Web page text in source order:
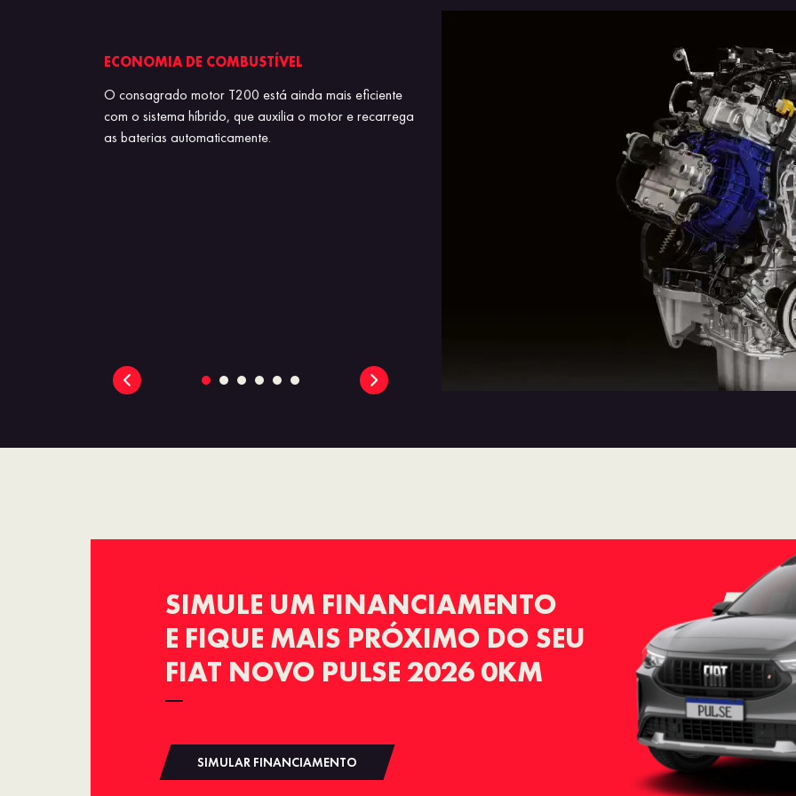
e apaixonante,
ECONOMIA DE COMBUSTÍVEL
O consagrado motor T200 está ainda mais eficiente
com o sistema híbrido, que auxilia o motor e recarrega
as baterias automaticamente.
Sinta o seu coração pulsar mais forte quando os seus
olhos encontrarem cada detalhe do novo design do
Fiat Pulse. Em um equilíbrio perfeito entre robustez e
linhas marcantes, é impossível não se apaixonar por
Sinta a
Com o teto
Impetus
SIMULE UM FINANCIAMENTO
E FIQUE MAIS PRÓXIMO DO SEU
FIAT NOVO PULSE 2026 0KM
SIMULAR FINANCIAMENTO